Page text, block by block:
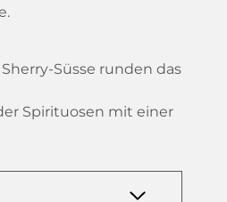
Süsse runden das
Spirituosen mit einer